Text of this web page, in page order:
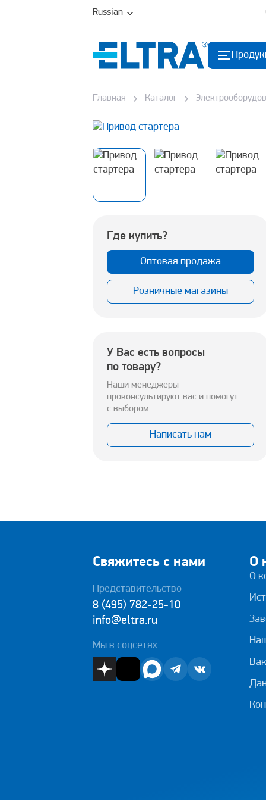
Russian
Главная Каталог
Где купить?
Оптовая продажа
Розничные магазины
У Вас есть вопросы
по товару?
Наши менеджеры
проконсультируют вас и помогут
с выбором.
Написать нам
Свяжитесь с нами
Представительство
8 (495) 782-25-10
info@eltra.ru
Мы в соцсетях
О
О